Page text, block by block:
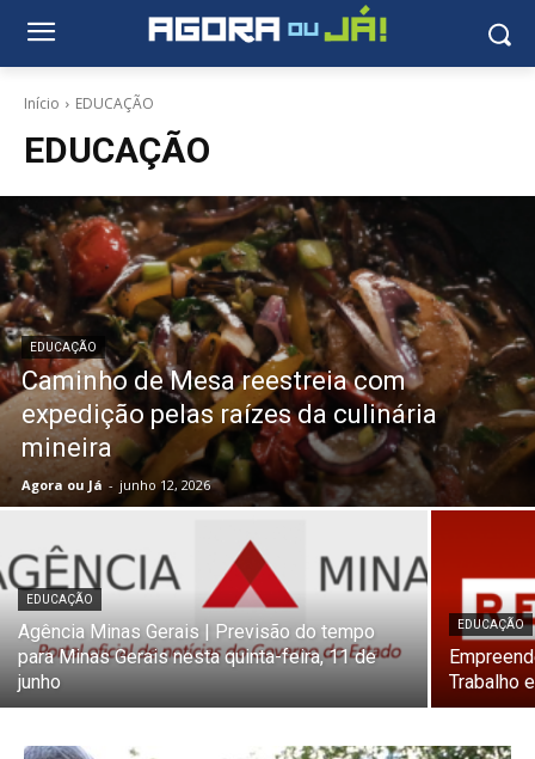
Início EDUCAÇÃO
EDUCAÇÃO
EDUCAÇÃO
Caminho de Mesa reestreia com
expedição pelas raízes da culinária
mineira
Agora ou Já - junho 12, 2026
EDUCAÇÃO
Agência Minas Gerais | Previsão do tempo
para Minas Gerais nesta quinta-feira, 11 de
junho
EDUCAÇÃO
Trabalho